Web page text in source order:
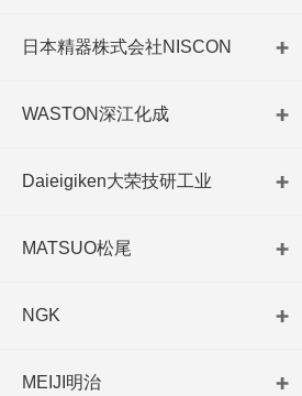
日本精器株式会社NISCON
WASTON深江化成
Daieigiken大荣技研工业
MATSUO松尾
NGK
MEIJI明治